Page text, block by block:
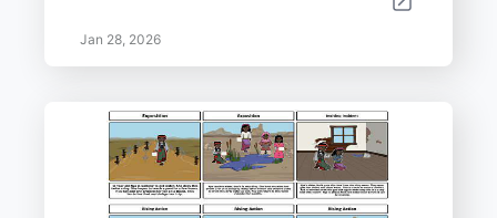
Jan 28, 2026